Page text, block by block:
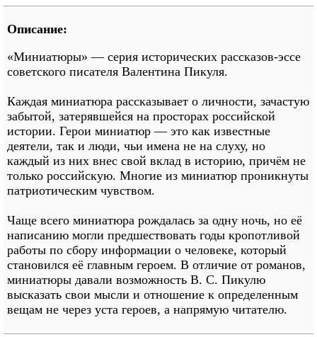
Описание:
«Миниатюры» — серия исторических рассказов-эссе
советского писателя Валентина Пикуля.
Каждая миниатюра рассказывает о личности, зачастую
забытой, затерявшейся на просторах российской
истории. Герои миниатюр — это как известные
деятели, так и люди, чьи имена не на слуху, но
каждый из них внес свой вклад в историю, причём не
только российскую. Многие из миниатюр проникнуты
патриотическим чувством.
Чаще всего миниатюра рождалась за одну ночь, но её
написанию могли предшествовать годы кропотливой
работы по сбору информации о человеке, который
становился её главным героем. В отличие от романов,
миниатюры давали возможность В. С. Пикулю
высказать свои мысли и отношение к определенным
вещам не через уста героев, а напрямую читателю.